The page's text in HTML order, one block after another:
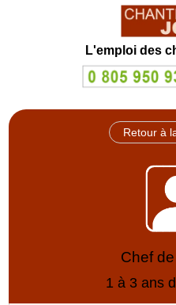
L'emploi des
Retour à
Chef
1 à 3 ans